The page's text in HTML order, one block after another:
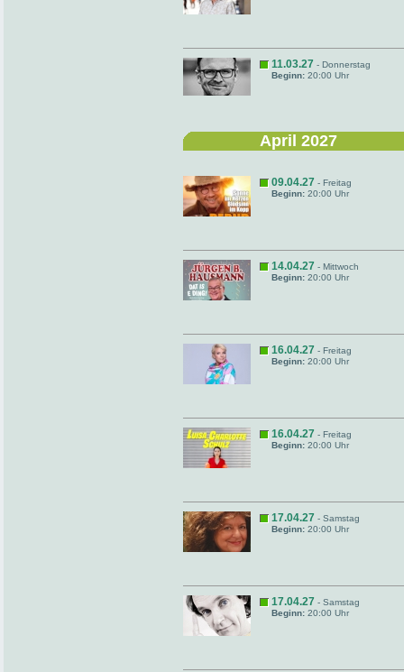
11.03.27 - Donnerstag
Beginn: 20:00 Uhr
April 2027
09.04.27 - Freitag
Beginn: 20:00 Uhr
14.04.27 - Mittwoch
Beginn: 20:00 Uhr
16.04.27 - Freitag
Beginn: 20:00 Uhr
16.04.27 - Freitag
Beginn: 20:00 Uhr
17.04.27 - Samstag
Beginn: 20:00 Uhr
17.04.27 - Samstag
Beginn: 20:00 Uhr